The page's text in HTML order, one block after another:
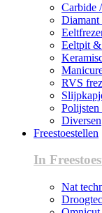
Carbide
Eeltpit
RVS
Polijsten
Diversen
Freestoestellen
In
Nat